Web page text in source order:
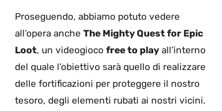
Proseguendo, abbiamo potuto vedere
all’opera anche The Mighty Quest for Epic
Loot, un videogioco free to play all’interno
del quale l’obiettivo sarà quello di realizzare
delle fortificazioni per proteggere il nostro
tesoro, degli elementi rubati ai nostri vicini.